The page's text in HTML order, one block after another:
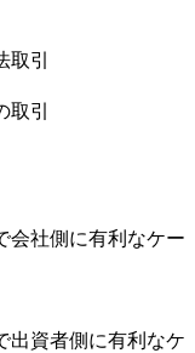
引
引
社側に有利なケー
資者側に有利なケ